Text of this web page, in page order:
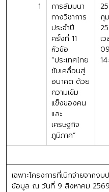
1
การสัมมนา
ทางวิชาการ
ประจำปี
ครั้งที่ 11
หัวข้อ
“ประเทศไทย
ขับเคลื่อนสู่
อนาคต ด้วย
ความเข้ม
แข็งของคน
และ
เศรษฐกิจ
ภูมิภาค”
25
กุ
เว
เฉพาะโครงการที่เบิกจ่ายจากง
ข้อมูล ณ วันที่ 9 สิงหาคม 2569